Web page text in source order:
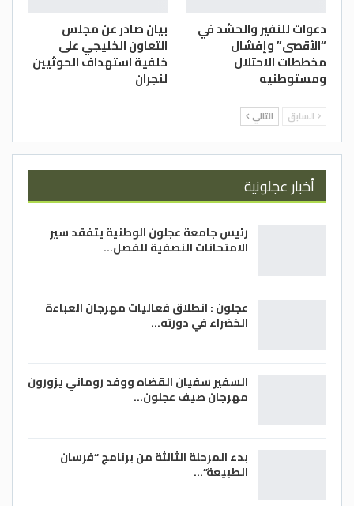
دعوات للنفير والحشد في
“الأقصى” وإفشال
مخططات الاحتلال
ومستوطنيه
بيان صادر عن مجلس
التعاون الخليجي على
خلفية استهداف الحوثيين
لنجران
السابق التالي
أخبار عجلونية
رئيس جامعة عجلون الوطنية يتفقد سير
الامتحانات النصفية للفصل…
عجلون : انطلاق فعاليات مهرجان العباءة
الخضراء في دورته…
السفير سفيان القضاه ووفد روماني يزورون
مهرجان صيف عجلون…
بدء المرحلة الثالثة من برنامج “فرسان
الطبيعة”…